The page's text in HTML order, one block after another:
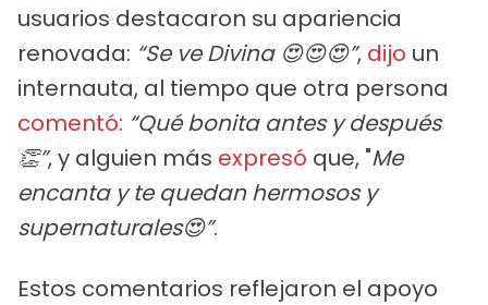
usuarios destacaron su apariencia
renovada: “Se ve Divina 😍😍😍”, dijo un
internauta, al tiempo que otra persona
comentó: “Qué bonita antes y después
👏”, y alguien más expresó que, "Me
encanta y te quedan hermosos y
supernaturales😍”.
Estos comentarios reflejaron el apoyo